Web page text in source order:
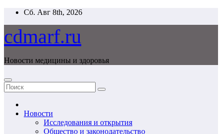
Перейти
содержимому
Сб. Авг 8th, 2026
cdmarf.ru
Новости медицины и здоровья
Новости
Исследования и открытия
Общество и законодательство